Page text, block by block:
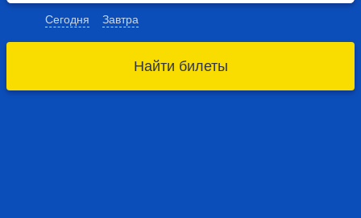
Сегодня Завтра
Найти билеты